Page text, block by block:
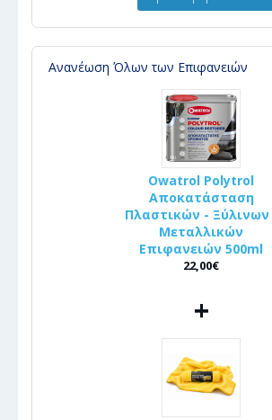
Ανανέωση Όλων των Επιφανειών
Owatrol Polytrol
Αποκατάσταση
Πλαστικών - Ξύλινων
Μεταλλικών
Επιφανειών 500ml
22,00€
+